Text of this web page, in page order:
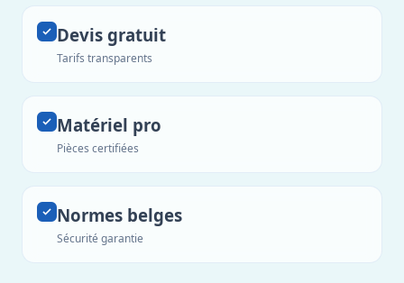
Devis gratuit
Tarifs transparents
Matériel pro
Pièces certifiées
Normes belges
Sécurité garantie